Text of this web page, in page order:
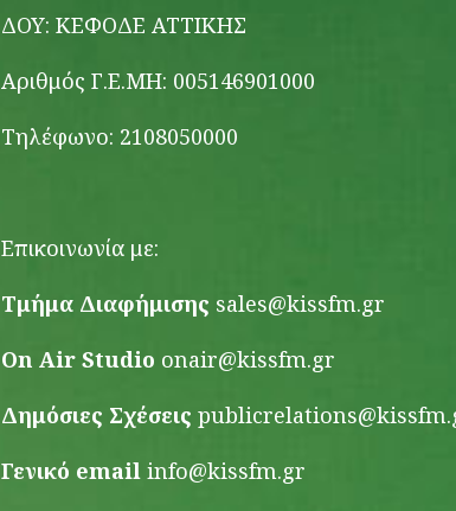
ΔΟΥ: ΚΕΦΟΔΕ ΑΤΤΙΚΗΣ
Αριθμός Γ.Ε.ΜΗ: 005146901000
Τηλέφωνο: 2108050000
Επικοινωνία με:
Τμήμα Διαφήμισης sales@kissfm.gr
On Air Studio onair@kissfm.gr
Δημόσιες Σχέσεις
Γενικό email info@kissfm.gr